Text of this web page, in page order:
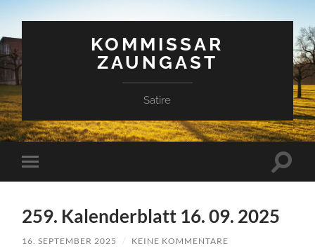
KOMMISSAR
ZAUNGAST
Satire
Mobile-
Menü
259. Kalenderblatt 16. 09. 2025
16. SEPTEMBER 2025 / KEINE KOMMENTARE